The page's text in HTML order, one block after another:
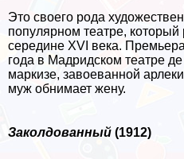
Это своего рода
популярном театре,
середине XVI века.
года в Мадридском театре
маркизе, завоеванной
муж обнимает жену.
Заколдованный (1912)